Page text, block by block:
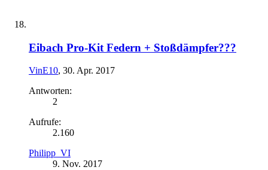
Eibach Pro-Kit Federn + Stoßdämpfer???
VinE10, 30. Apr. 2017
Antworten:
2
Aufrufe:
2.160
Philipp_VI
9. Nov. 2017